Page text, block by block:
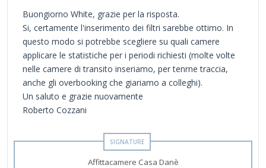
Buongiorno White, grazie per la risposta.
Si, certamente l'inserimento dei filtri sarebbe ottimo. In
questo modo si potrebbe scegliere su quali camere
applicare le statistiche per i periodi richiesti (molte volte
nelle camere di transito inseriamo, per tenrne traccia,
anche gli overbooking che giariamo a colleghi).
Un saluto e grazie nuovamente
Roberto Cozzani
Affittacamere Casa Danè